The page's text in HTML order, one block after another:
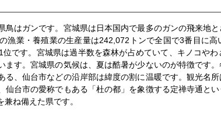
鳥はガンです。宮城県は日本国内で最多のガンの飛来地
漁業・養殖業の生産量は242,072トンで全国で3番目に
です。宮城県は過半数を森林が占めていて、キノコやわ
ます。宮城県の気候は、夏は酷暑が少ないのが特徴です
る、仙台市などの沿岸部は緯度の割に温暖です。観光名
仙台市の愛称でもある「杜の都」を象徴する定禅寺通と
ね備えた県です。